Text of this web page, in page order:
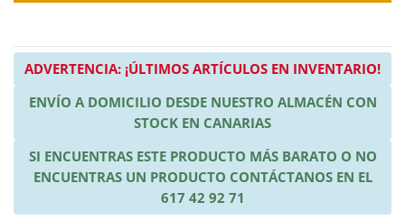
ADVERTENCIA: ¡ÚLTIMOS ARTÍCULOS EN INVENTARIO!
ENVÍO A DOMICILIO DESDE NUESTRO ALMACÉN CON
STOCK EN CANARIAS
SI ENCUENTRAS ESTE PRODUCTO MÁS BARATO O NO
ENCUENTRAS UN PRODUCTO CONTÁCTANOS EN EL
617 42 92 71